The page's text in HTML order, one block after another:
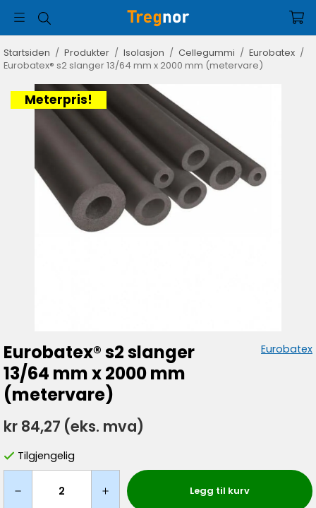
Startsiden / Produkter / Isolasjon / Cellegummi / Eurobatex /
Eurobatex® s2 slanger 13/64 mm x 2000 mm (metervare)
Meterpris!
Eurobatex® s2 slanger
13/64 mm x 2000 mm
(metervare)
Eurobatex
kr 84,27 (eks. mva)
Tilgjengelig
Legg til kurv